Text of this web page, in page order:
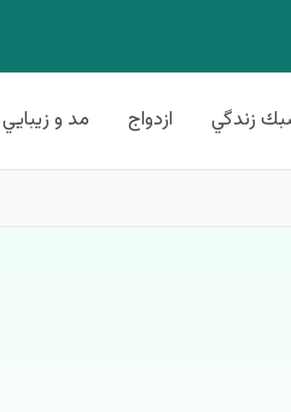
زندگي ازدواج مد و زيبايي